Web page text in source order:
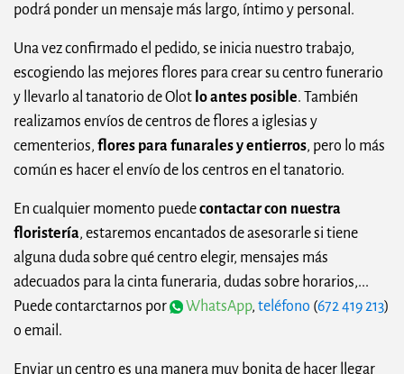
podrá ponder un mensaje más largo, íntimo y personal.
Una vez confirmado el pedido, se inicia nuestro trabajo,
escogiendo las mejores flores para crear su centro funerario
y llevarlo al tanatorio de Olot lo antes posible. También
realizamos envíos de centros de flores a iglesias y
cementerios, flores para funarales y entierros, pero lo más
común es hacer el envío de los centros en el tanatorio.
En cualquier momento puedecontactar con nuestra
floristería, estaremos encantados de asesorarle si tiene
alguna duda sobre qué centro elegir, mensajes más
adecuados para la cinta funeraria, dudas sobre horarios,...
Puede contarctarnos por
WhatsApp, teléfono (672 419 213)
o email.
Enviar un centro es una manera muy bonita de hacer llegar